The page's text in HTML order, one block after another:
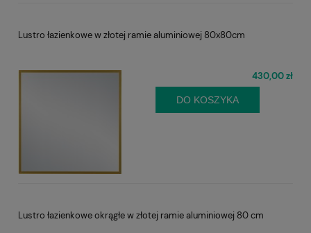
Lustro łazienkowe w złotej ramie aluminiowej 80x80cm
430,00 zł
DO KOSZYKA
Lustro łazienkowe okrągłe w złotej ramie aluminiowej 80 cm